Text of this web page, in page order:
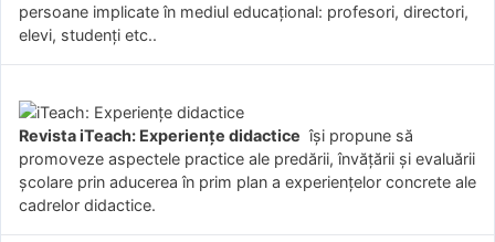
persoane implicate în mediul educațional: profesori, directori,
elevi, studenți etc..
Revista iTeach: Experienţe didactice îşi propune să
promoveze aspectele practice ale predării, învăţării şi evaluării
şcolare prin aducerea în prim plan a experienţelor concrete ale
cadrelor didactice.